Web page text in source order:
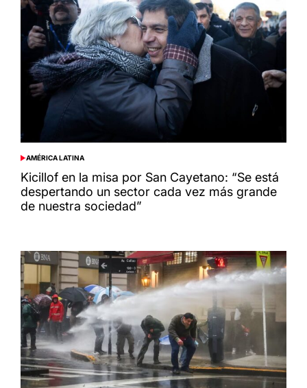
POSTED
IN
AMÉRICA LATINA
Kicillof en la misa por San Cayetano: “Se está
despertando un sector cada vez más grande
de nuestra sociedad”